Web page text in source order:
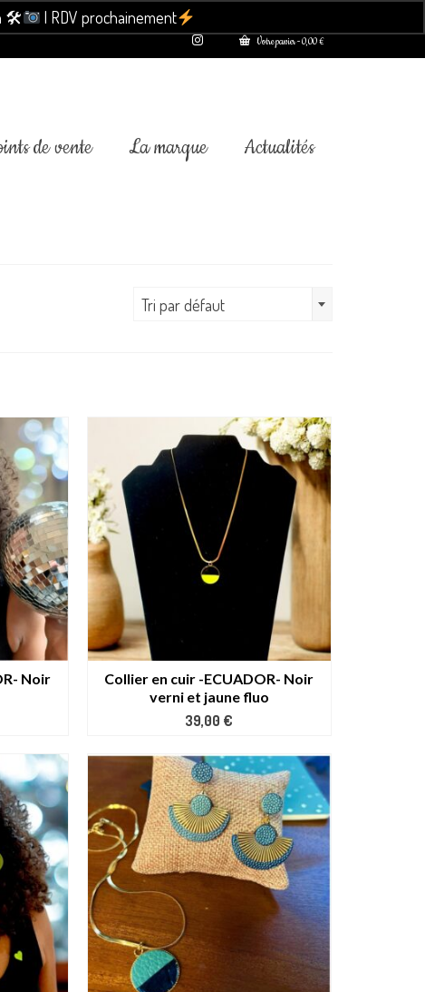
🛠 | RDV prochainement
Votre panier-0,00€
de vente La marque Actualités
Tri par défaut
Noir
Collier en cuir -ECUADOR- Noir
verni et jaune fluo
39,00 €